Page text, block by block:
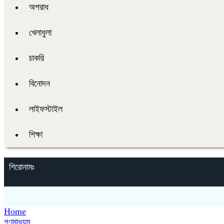
অপরাধ
খেলাধুলা
চাকরি
বিনোদন
লাইফস্টাইল
শিক্ষা
শিরোনামঃ
Home
গণমাধ্যম